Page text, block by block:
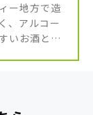
ー地方で造
、アルコー
いお酒とし